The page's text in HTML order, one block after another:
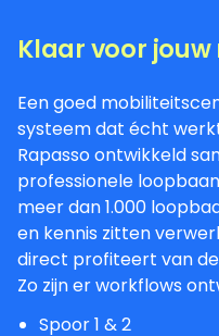
Klaar voor
Een goed
systeem dat écht
Rapasso ontwikkeld
professionele
meer dan 1.000
en kennis zitten
direct profiteert van
Zo zijn er workflows
Spoor 1 & 2